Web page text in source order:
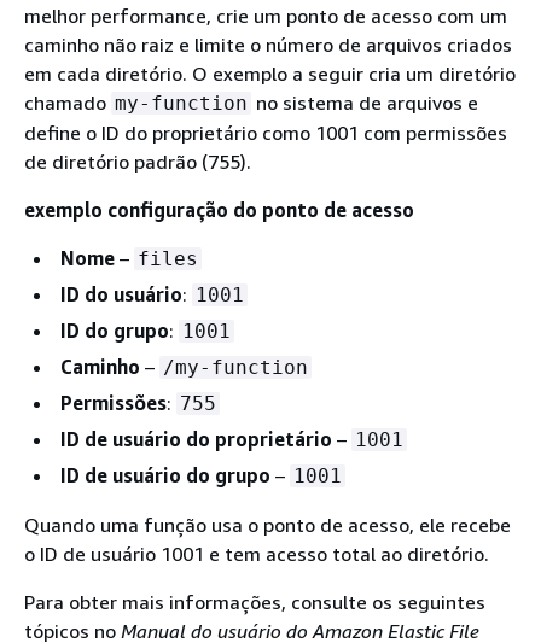
melhor performance, crie um ponto de acesso com um
caminho não raiz e limite o número de arquivos criados
em cada diretório. O exemplo a seguir cria um diretório
chamado my-function no sistema de arquivos e
define o ID do proprietário como 1001 com permissões
de diretório padrão (755).
exemplo configuração do ponto de acesso
Nome – files
ID do usuário: 1001
ID do grupo: 1001
Caminho – /my-function
Permissões: 755
ID de usuário do proprietário – 1001
ID de usuário do grupo – 1001
Quando uma função usa o ponto de acesso, ele recebe
o ID de usuário 1001 e tem acesso total ao diretório.
Para obter mais informações, consulte os seguintes
tópicos no Manual do usuário do Amazon Elastic File